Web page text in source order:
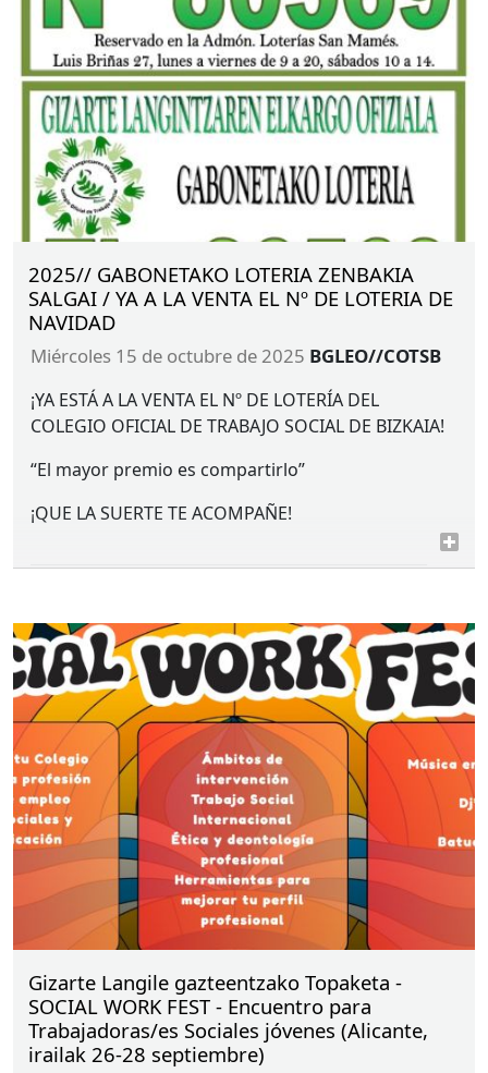
2025// GABONETAKO LOTERIA ZENBAKIA
SALGAI / YA A LA VENTA EL Nº DE LOTERIA DE
NAVIDAD
miércoles 15 de octubre de 2025 BGLEO//COTSB
¡YA ESTÁA LAVENTA EL Nº DE LOTERÍA DEL
COLEGIO OFICIAL DE TRABAJO SOCIAL DE BIZKAIA!
“El mayor premio es compartirlo”
¡QUE LASUERTE TE ACOMPAÑE!
ZENBAKIABADAGOSALGAI!
“Saririk handiena partekatzea da”
ZORTEON!
Gizarte Langile gazteentzako Topaketa -
SOCIAL WORK FEST - Encuentro para
Trabajadoras/es Sociales jóvenes (Alicante,
irailak 26-28 septiembre)